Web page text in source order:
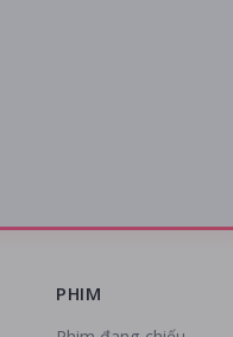
PHIM